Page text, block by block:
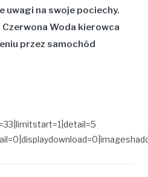
uwagi na swoje pociechy.
Woda kierowca
przez samochód